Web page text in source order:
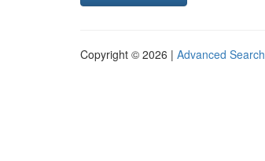
Copyright © 2026 | Advanced Search